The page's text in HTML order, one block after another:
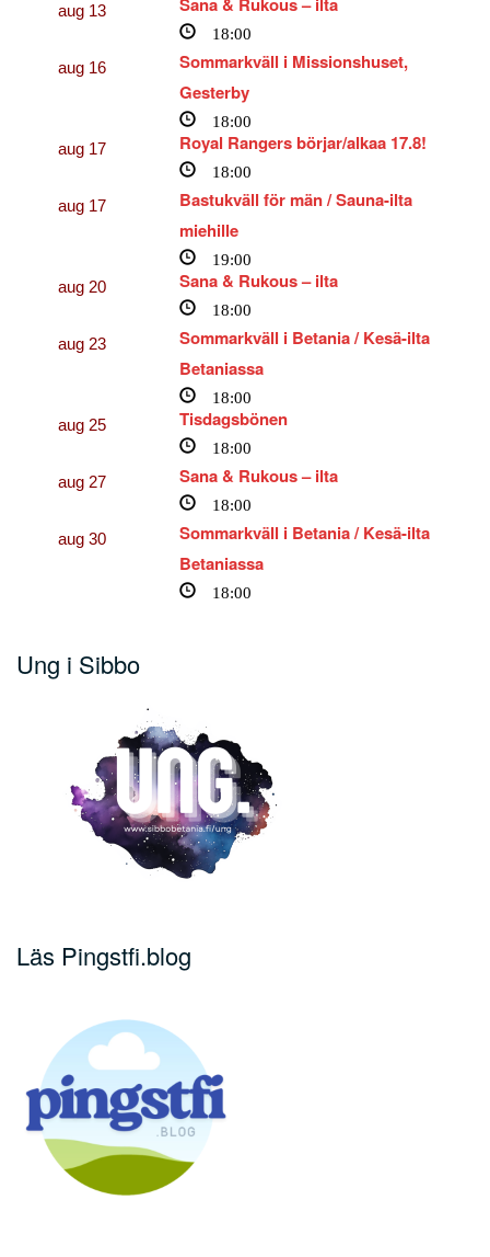
aug 13
18:00
aug 16
Sommarkväll i Missionshuset,
Gesterby
18:00
aug 17 Royal Rangers börjar/alkaa 17.8!
18:00
aug 17
Bastukväll för män / Sauna-ilta
miehille
19:00
aug 20 Sana & Rukous – ilta
18:00
aug 23
Sommarkväll i Betania / Kesä-ilta
Betaniassa
18:00
aug 25 Tisdagsbönen
18:00
aug 27 Sana & Rukous – ilta
18:00
aug 30
Sommarkväll i Betania / Kesä-ilta
Betaniassa
18:00
Ung i Sibbo
Läs Pingstfi.blog